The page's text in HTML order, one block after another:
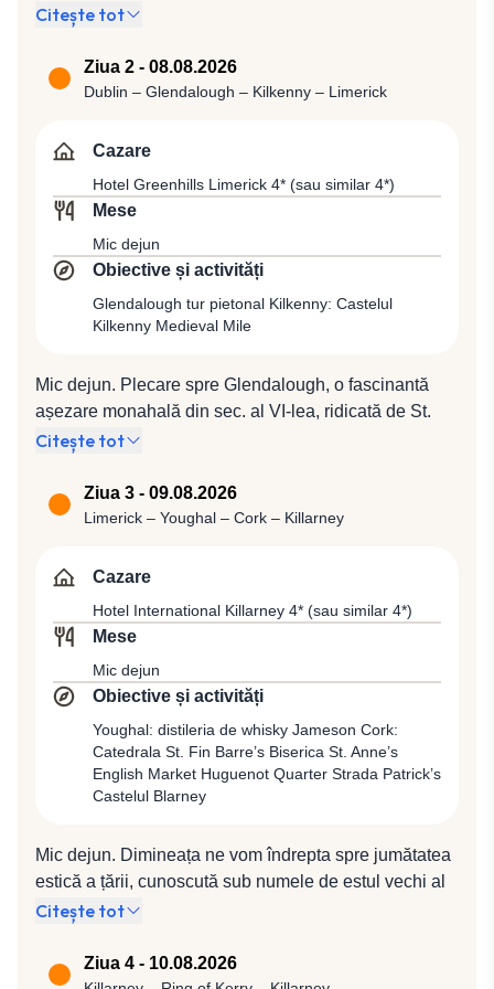
companiei HiSky). Plecare spre Dublin cu zborul H4
Republicii Irlanda, vom fi transferați pentru cazare la
Hotel Harcourt Centre 3* (sau similar 3*).
Citește tot
Ziua 2 - 08.08.2026
Dublin – Glendalough – Kilkenny – Limerick
Cazare
Hotel Greenhills Limerick 4* (sau similar 4*)
Mese
Mic dejun
Obiective și activități
Glendalough tur pietonal Kilkenny: Castelul
Kilkenny Medieval Mile
Mic dejun. Plecare spre Glendalough, o fascinantă
așezare monahală din sec. al VI-lea, ridicată de St.
Kevin, unul dintre cele mai populare repere turistice
lacuri, într-o zonă de o frumusețe naturală
remarcabilă. Traseul zilei va continua prin peisajul
amiază să ajungem la Kilkenny, un amestec reușit de
medievale se îmbină armonios cu galeriile de artă
contemporană și renumitele centre de design. Vom
face un tur pietonal în Kilkenny, „capitala medievală a
Irlandei”, vom parcurge celebra Medieval Mile, care
unește maiestosul Kilkenny Castle cu St. Canice’s
Cathedral & Round Tower, precum și labirintul de
străduțe medievale cu atracțiile lor. Cazare în Limerick
la Hotel Greenhills Limerick 4* (sau similar 4*).
Citește tot
Ziua 3 - 09.08.2026
Limerick – Youghal – Cork – Killarney
Cazare
Hotel International Killarney 4* (sau similar 4*)
Mese
Mic dejun
Obiective și activități
Youghal: distileria de whisky Jameson Cork:
Catedrala St. Fin Barre’s Biserica St. Anne’s
English Market Huguenot Quarter Strada Patrick’s
Castelul Blarney
Mic dejun. Dimineața ne vom îndrepta spre jumătatea
estică a țării, cunoscută sub numele de estul vechi al
Irlandei. Vom face un popas în Youghal, oraș situat în
mai lungă promenadă maritimă din Irlanda. În
Citește tot
Ziua 4 - 10.08.2026